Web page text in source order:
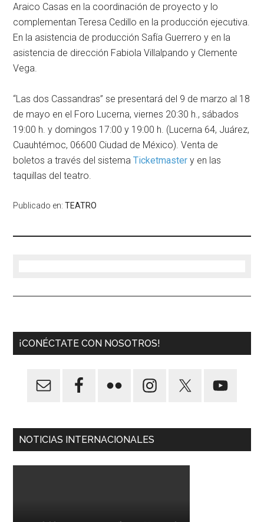
Araico Casas en la coordinación de proyecto y lo
complementan Teresa Cedillo en la producción ejecutiva.
En la asistencia de producción Safía Guerrero y en la
asistencia de dirección Fabiola Villalpando y Clemente
Vega.
“Las dos Cassandras” se presentará del 9 de marzo al 18
de mayo en el Foro Lucerna, viernes 20:30 h., sábados
19:00 h. y domingos 17:00 y 19:00 h. (Lucerna 64, Juárez,
Cuauhtémoc, 06600 Ciudad de México). Venta de
boletos a través del sistemaTicketmaster y en las
taquillas del teatro.
Publicado en:TEATRO
¡CONÉCTATE CON NOSOTROS!
NOTICIAS INTERNACIONALES